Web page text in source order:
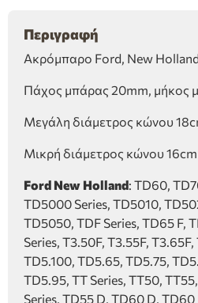
Περιγραφή
Ακρόμπαρο Ford, New
Πάχος μπάρας 20mm, μήκος
Μεγάλη διάμετρος κώνου
Μικρή διάμετρος κώνου 16cm
Ford New Holland: TD60,
TD5000 Series, TD5010,
TD5050, TDF Series, TD65 F,
Series, T3.50F, T3.55F, T3.65F,
TD5.100, TD5.65, TD5.75,
TD5.95, TT Series, TT50,
Series, TD55 D, TD60 D,